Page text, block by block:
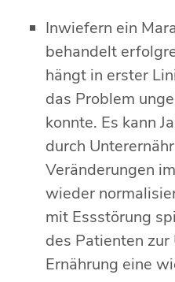
Inwiefern ein
behandelt
hängt in erster
das Problem
konnte. Es kann
durch
Veränderungen
wieder
mit Essstörung
des Patienten
Ernährung eine